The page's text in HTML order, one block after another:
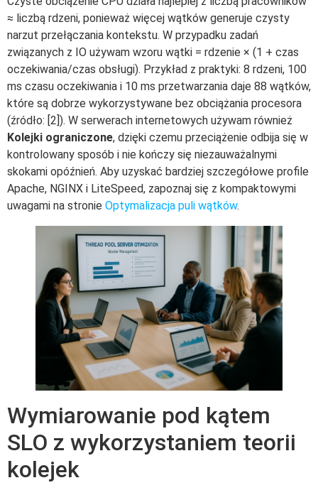
≈ liczbą rdzeni, ponieważ więcej wątków generuje czysty
narzut przełączania kontekstu. W przypadku zadań
związanych z IO używam wzoru wątki = rdzenie × (1 + czas
oczekiwania/czas obsługi). Przykład z praktyki: 8 rdzeni, 100
ms czasu oczekiwania i 10 ms przetwarzania daje 88 wątków,
które są dobrze wykorzystywane bez obciążania procesora
(źródło: [2]). W serwerach internetowych używam również
Kolejki ograniczone, dzięki czemu przeciążenie odbija się w
kontrolowany sposób i nie kończy się niezauważalnymi
skokami opóźnień. Aby uzyskać bardziej szczegółowe profile
Apache, NGINX i LiteSpeed, zapoznaj się z kompaktowymi
uwagami na stronie Optymalizacja puli wątków.
Wymiarowanie pod kątem
SLO z wykorzystaniem teorii
kolejek